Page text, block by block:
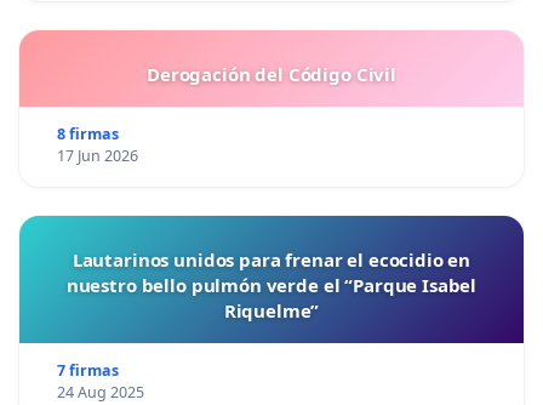
Derogación del Código Civil
8 firmas
17 Jun 2026
Lautarinos unidos para frenar el ecocidio en
nuestro bello pulmón verde el “Parque Isabel
Riquelme”
7 firmas
24 Aug 2025